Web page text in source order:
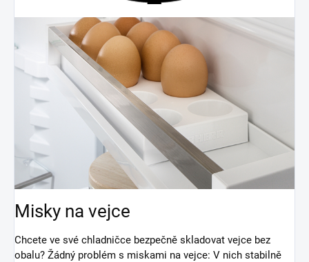
Misky na vejce
Chcete ve své chladničce bezpečně skladovat vejce bez
obalu? Žádný problém s miskami na vejce: V nich stabilně